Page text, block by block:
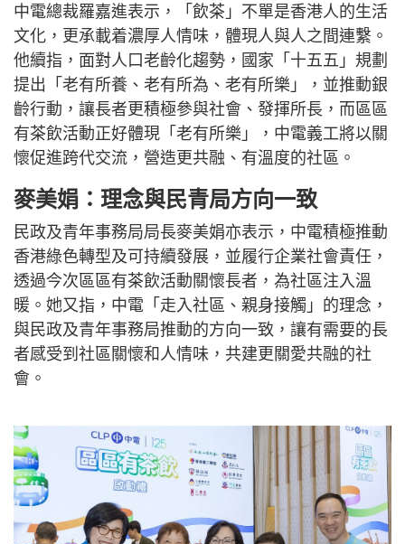
中電總裁羅嘉進表示，「飲茶」不單是香港人的生活
文化，更承載着濃厚人情味，體現人與人之間連繫。
他續指，面對人口老齡化趨勢，國家「十五五」規劃
提出「老有所養、老有所為、老有所樂」，並推動銀
齡行動，讓長者更積極參與社會、發揮所長，而區區
有茶飲活動正好體現「老有所樂」，中電義工將以關
懷促進跨代交流，營造更共融、有溫度的社區。
麥美娟：理念與民青局方向一致
民政及青年事務局局長麥美娟亦表示，中電積極推動
香港綠色轉型及可持續發展，並履行企業社會責任，
透過今次區區有茶飲活動關懷長者，為社區注入溫
暖。她又指，中電「走入社區、親身接觸」的理念，
與民政及青年事務局推動的方向一致，讓有需要的長
者感受到社區關懷和人情味，共建更關愛共融的社
會。